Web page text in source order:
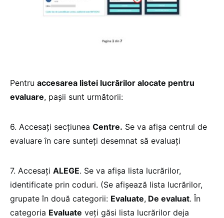
Pentru accesarea listei lucrărilor alocate pentru
evaluare, pașii sunt următorii:
6. Accesați secțiunea Centre. Se va afișa centrul de
evaluare în care sunteți desemnat să evaluați
7. Accesați ALEGE. Se va afișa lista lucrărilor,
identificate prin coduri. (Se afișează lista lucrărilor,
grupate în două categorii: Evaluate, De evaluat. În
categoria Evaluate veți găsi lista lucrărilor deja